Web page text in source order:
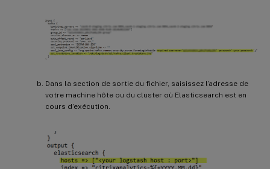
Dans la section de sortie du fichier, saisissez l’adresse de
votre machine hôte ou du cluster où Elasticsearch est en
cours d’exécution.